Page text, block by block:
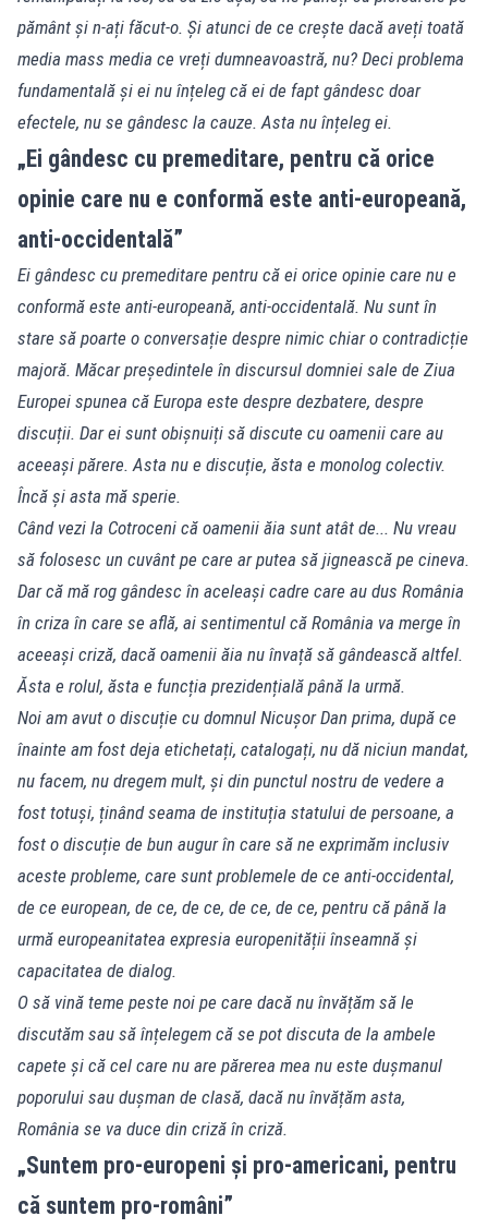
pământ și n-ați făcut-o. Și atunci de ce crește dacă aveți toată
media mass media ce vreți dumneavoastră, nu? Deci problema
fundamentală și ei nu înțeleg că ei de fapt gândesc doar
efectele, nu se gândesc la cauze. Asta nu înțeleg ei.
„Ei gândesc cu premeditare, pentru că orice
opinie care nu e conformă este anti-europeană,
anti-occidentală”
Ei gândesc cu premeditare pentru că ei orice opinie care nu e
conformă este anti-europeană, anti-occidentală. Nu sunt în
stare să poarte o conversație despre nimic chiar o contradicție
majoră. Măcar președintele în discursul domniei sale de Ziua
Europei spunea că Europa este despre dezbatere, despre
discuții. Dar ei sunt obișnuiți să discute cu oamenii care au
aceeași părere. Asta nu e discuție, ăsta e monolog colectiv.
Încă și asta mă sperie.
Când vezi la Cotroceni că oamenii ăia sunt atât de... Nu vreau
să folosesc un cuvânt pe care ar putea să jignească pe cineva.
Dar că mă rog gândesc în aceleași cadre care au dus România
în criza în care se află, ai sentimentul că România va merge în
aceeași criză, dacă oamenii ăia nu învață să gândească altfel.
Ăsta e rolul, ăsta e funcția prezidențială până la urmă.
Noi am avut o discuție cu domnul Nicușor Dan prima, după ce
înainte am fost deja etichetați, catalogați, nu dă niciun mandat,
nu facem, nu dregem mult, și din punctul nostru de vedere a
fost totuși, ținând seama de instituția statului de persoane, a
fost o discuție de bun augur în care să ne exprimăm inclusiv
aceste probleme, care sunt problemele de ce anti-occidental,
de ce european, de ce, de ce, de ce, de ce, pentru că până la
urmă europeanitatea expresia europenității înseamnă și
capacitatea de dialog.
O să vină teme peste noi pe care dacă nu învățăm să le
discutăm sau să înțelegem că se pot discuta de la ambele
capete și că cel care nu are părerea mea nu este dușmanul
poporului sau dușman de clasă, dacă nu învățăm asta,
România se va duce din criză în criză.
„Suntem pro-europeni și pro-americani, pentru
că suntem pro-români”